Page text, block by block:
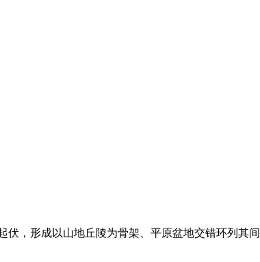
，形成以山地丘陵为骨架、平原盆地交错环列其间